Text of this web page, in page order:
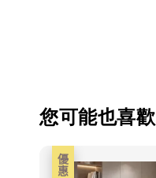
您可能也喜歡
優惠